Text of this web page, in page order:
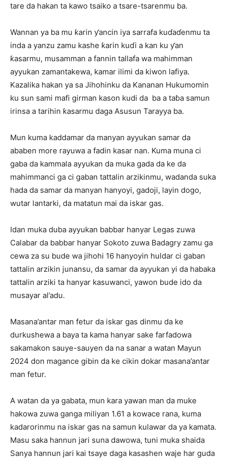
tare da hakan ta kawo tsaiko a tsare-tsarenmu ba.
Wannan ya ba mu ƙarin ƴancin iya sarrafa kuɗaɗenmu ta
inda a yanzu zamu kashe ƙarin kuɗi a kan ku ƴan
ƙasarmu, musamman a fannin tallafa wa mahimman
ayyukan zamantakewa, kamar ilimi da kiwon lafiya.
Kazalika hakan ya sa Jihohinku da Kananan Hukumomin
ku sun sami mafi girman kason kudi da ba a taɓa samun
irinsa a tarihin ƙasarmu daga Asusun Tarayya ba.
Mun kuma kaddamar da manyan ayyukan samar da
ababen more rayuwa a fadin kasar nan. Kuma muna ci
gaba da kammala ayyukan da muka gada da ke da
mahimmanci ga ci gaban tattalin arzikinmu, wadanda suka
hada da samar da manyan hanyoyi, gadoji, layin dogo,
wutar lantarki, da matatun mai da iskar gas.
Idan muka duba ayyukan babbar hanyar Legas zuwa
Calabar da babbar hanyar Sokoto zuwa Badagry zamu ga
cewa za su bude wa jihohi 16 hanyoyin huldar ci gaban
tattalin arzikin junansu, da samar da ayyukan yi da habaka
tattalin arziki ta hanyar kasuwanci, yawon bude ido da
musayar al’adu.
Masana’antar man fetur da iskar gas dinmu da ke
durkushewa a baya ta kama hanyar sake farfadowa
sakamakon sauye-sauyen da na sanar a watan Mayun
2024 don magance gibin da ke cikin dokar masana’antar
man fetur.
A watan da ya gabata, mun kara yawan man da muke
hakowa zuwa ganga miliyan 1.61 a kowace rana, kuma
kadarorinmu na iskar gas na samun kulawar da ya kamata.
Masu saka hannun jari suna dawowa, tuni muka shaida
Sanya hannun jari kai tsaye daga kasashen waje har guda